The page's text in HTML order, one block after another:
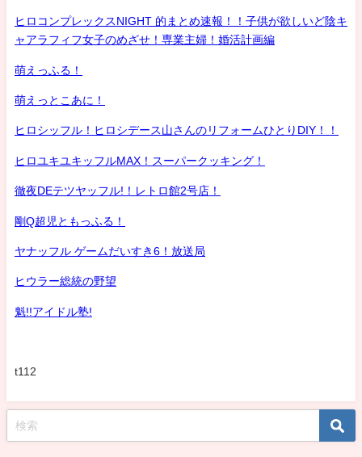
ヒロコンプレックスNIGHT 的まとめ速報！！子供が欲しいど陰キ
ャアラフィフ女子のめざせ！専業主婦！婚活計画編
萌えっふる！
萌えっとこあに！
ヒロシッフル！ヒロシデース山さんのリフォームひとりDIY！！
ヒロユキユキッフルMAX！スーパークッキング！
徹夜DEテツヤッフル!！レトロ館2号店！
剛Q超児ともっふる！
ヤナッフル ゲームだいすき6！放送局
ヒウラー総統の野望
魁!!アイドル塾!
t112